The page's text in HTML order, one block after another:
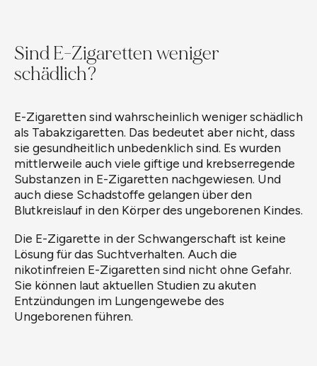
Sind E-Zigaretten weniger
schädlich?
E-Zigaretten sind wahrscheinlich weniger schädlich
als Tabakzigaretten. Das bedeutet aber nicht, dass
sie gesundheitlich unbedenklich sind. Es wurden
mittlerweile auch viele giftige und krebserregende
Substanzen in E-Zigaretten nachgewiesen. Und
auch diese Schadstoffe gelangen über den
Blutkreislauf in den Körper des ungeborenen Kindes.
Die E-Zigarette in der Schwangerschaft ist keine
Lösung für das Suchtverhalten. Auch die
nikotinfreien E-Zigaretten sind nicht ohne Gefahr.
Sie können laut aktuellen Studien zu akuten
Entzündungen im Lungengewebe des
Ungeborenen führen.